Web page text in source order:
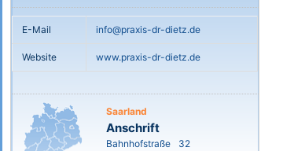
E-Mail info@praxis-dr-dietz.de
Website www.praxis-dr-dietz.de
Saarland
Anschrift
Bahnhofstraße
32